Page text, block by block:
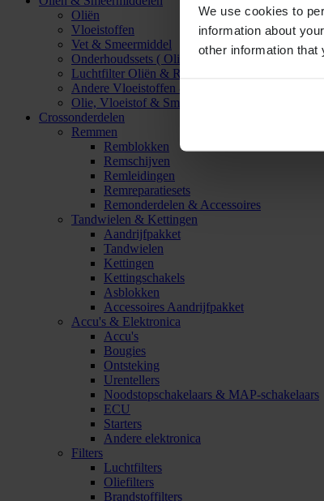
We use cookies to
information about
other information that
Oliën
Vloeistoffen
Vet & Smeermiddel
Onderhoudssets ( Olie & Filter)
Luchtfilter Oliën & Reinigers
Andere Vloeistoffen & Smeermiddelen
Olie, Vloeistof & Smeermiddel Accessoires
Crossonderdelen
Remmen
Remblokken
Remschijven
Remleidingen
Remreparatiesets
Remonderdelen & Accessoires
Tandwielen & Kettingen
Aandrijfpakket
Tandwielen
Kettingen
Kettingschakels
Asblokken
Accessoires Aandrijfpakket
Accu's & Elektronica
Accu's
Bougies
Ontsteking
Urentellers
Noodstopschakelaars & MAP-schakelaars
ECU
Starters
Andere elektronica
Filters
Luchtfilters
Oliefilters
Brandstoffilters